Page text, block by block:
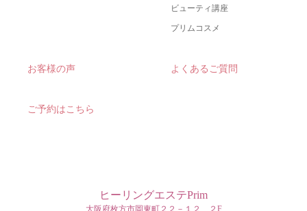
ビューティ講座
プリムコスメ
お客様の声 よくあるご質問
ご予約はこちら
ヒーリングエステPrim